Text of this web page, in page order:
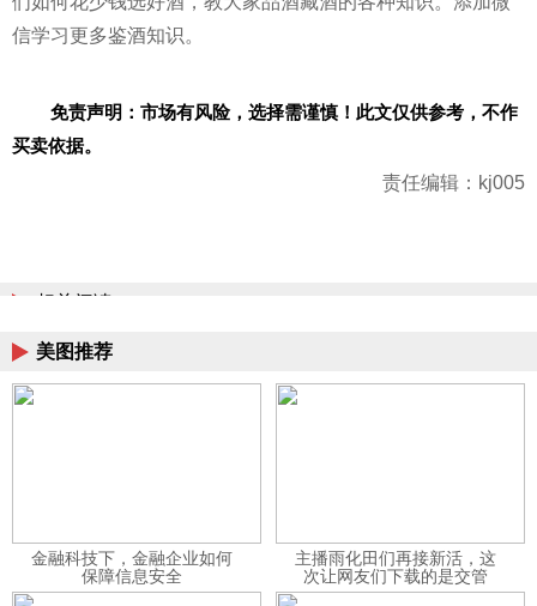
信学习更多鉴酒知识。
免责声明：市场有风险，选择需谨慎！此文仅供参考，不作
买卖依据。
责任编辑：kj005
相关阅读
美图推荐
金融科技下，金融企业如何
保障信息安全
主播雨化田们再接新活，这
次让网友们下载的是交管
12123APP